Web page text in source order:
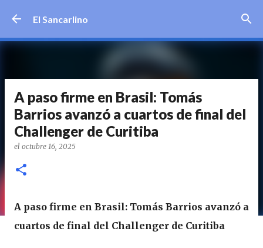
El Sancarlino
A paso firme en Brasil: Tomás
Barrios avanzó a cuartos de final del
Challenger de Curitiba
el octubre 16, 2025
A paso firme en Brasil: Tomás Barrios avanzó a
cuartos de final del Challenger de Curitiba